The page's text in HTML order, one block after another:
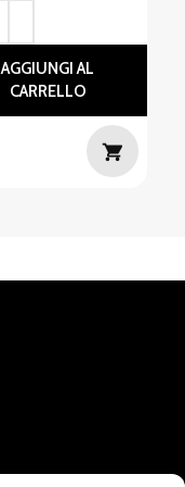
AGGIUNGI AL
CARRELLO